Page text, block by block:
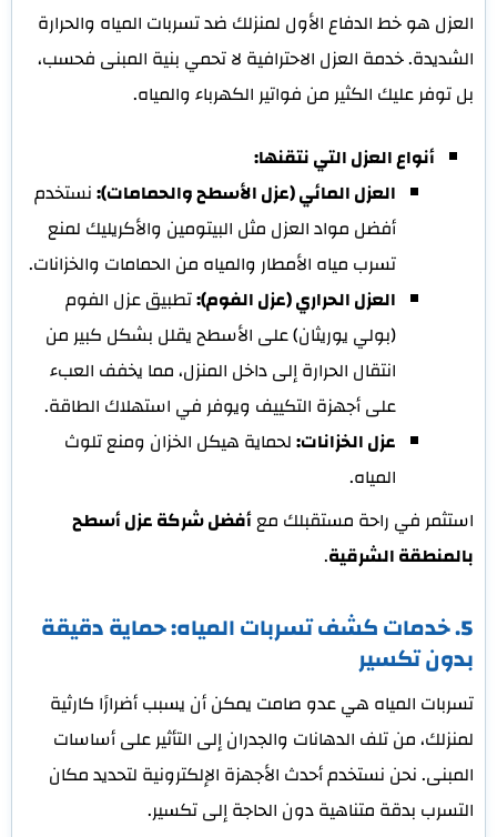
العزل هو خط الدفاع الأول لمنزلك ضد تسربات المياه والحرارة
الشديدة. خدمة العزل الاحترافية لا تحمي بنية المبنى فحسب،
بل توفر عليك الكثير من فواتير الكهرباء والمياه.
أنواع العزل التي نتقنها:
العزل المائي (عزل الأسطح والحمامات):نستخدم
أفضل مواد العزل مثل البيتومين والأكريليك لمنع
تسرب مياه الأمطار والمياه من الحمامات والخزانات.
العزل الحراري (عزل الفوم):تطبيق عزل الفوم
(بولي يوريثان) على الأسطح يقلل بشكل كبير من
انتقال الحرارة إلى داخل المنزل، مما يخفف العبء
على أجهزة التكييف ويوفر في استهلاك الطاقة.
عزل الخزانات:لحماية هيكل الخزان ومنع تلوث
المياه.
استثمر في راحة مستقبلك معأفضل شركة عزل أسطح
بالمنطقة الشرقية.
5. خدمات كشف تسربات المياه: حماية دقيقة
بدون تكسير
تسربات المياه هي عدو صامت يمكن أن يسبب أضرارًا كارثية
لمنزلك، من تلف الدهانات والجدران إلى التأثير على أساسات
المبنى. نحن نستخدم أحدث الأجهزة الإلكترونية لتحديد مكان
التسرب بدقة متناهية دون الحاجة إلى تكسير.